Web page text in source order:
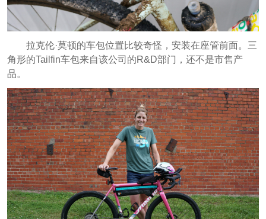
拉克伦·莫顿的车包位置比较奇怪，安装在座管前面。三
角形的Tailfin车包来自该公司的R&D部门，还不是市售产
品。